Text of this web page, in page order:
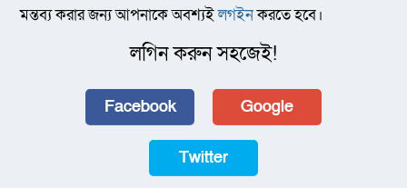
মন্তব্য করার জন্য আপনাকে অবশ্যইলগইনকরতে হবে।
লগিন করুন সহজেই!
Facebook Google
Twitter